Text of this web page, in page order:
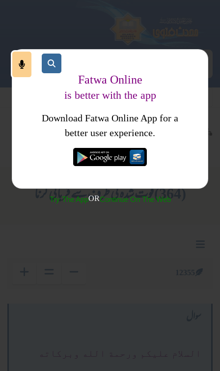
عمرہ اور حج
کتب فتاوی
فتاوی اصحاب الحدیث جلد2
(364) فوت شدہ کی طرف سے قربانی کرنا
السلام عليكم ورحمة الله وبركاته
Fatwa Online
is better with the app
Download Fatwa Online App for a
better user experience.
Try The AppORContinue On The Web